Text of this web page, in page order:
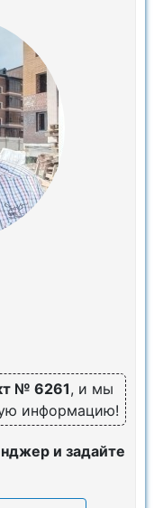
№ 6261, и мы
информацию!
и задайте